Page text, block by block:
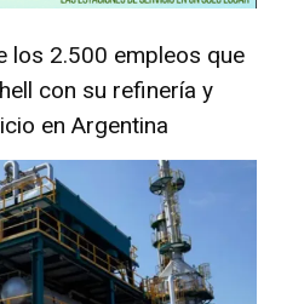
los 2.500 empleos que
con su refinería y
en Argentina